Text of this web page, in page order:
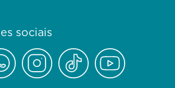
sociais